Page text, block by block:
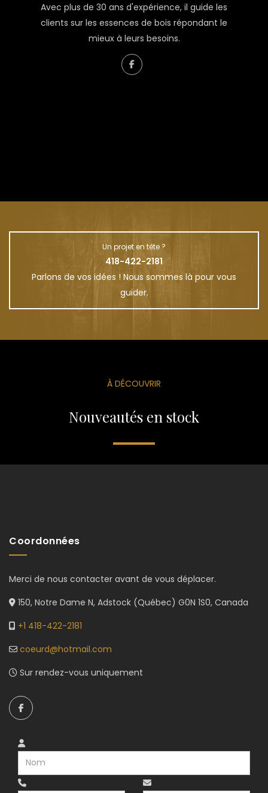
Avec plus de 30 ans d'expérience, il guide les
clients sur les essences de bois répondant le
mieux à leurs besoins.
Un projet en tête ?
418-422-2181
Parlons de vos idées ! Nous sommes là pour vous
guider.
À DÉCOUVRIR
Nouveautés en stock
Coordonnées
Merci de nous contacter avant de vous déplacer.
150, Notre Dame N, Adstock (Québec) G0N 1S0, Canada
+1 418-422-2181
coeurd@hotmail.com
Sur rendez-vous uniquement